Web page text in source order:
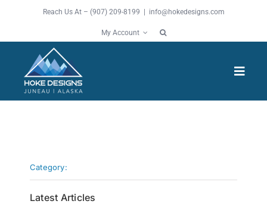
content
Reach Us At – (907) 209-8199 | info@hokedesigns.com
My Account
FEATURES
Category:
Latest Articles